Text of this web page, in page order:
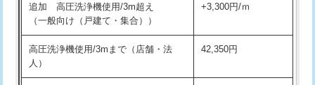
給水管工事※（保温材使用（バンド止
め込み）)
5,500円
給水管工事※（土の掘削・埋め戻し作
業)
11,000円
追加 高圧洗浄機使用/3m超え
（一般向け（戸建て・集合））
+3,300円/ｍ
高圧洗浄機使用/3mまで（店舗・法
人）
42,350円